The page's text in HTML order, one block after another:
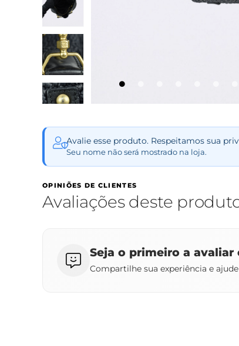
Avalie esse produto. Respeitamos sua
Seu nome não será mostrado na loja.
OPINIÕES DE CLIENTES
Avaliações deste
Seja o primeiro a
Compartilhe sua experiência e